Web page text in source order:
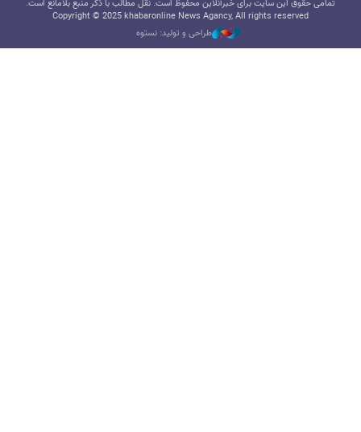
تمامی حقوق این سایت برای خبرآنلاین محفوظ است. نقل مطالب با ذکر منبع بلامانع است.
Copyright © 2025 khabaronline News Agancy, All rights reserved
طراحی و تولید: نستوه